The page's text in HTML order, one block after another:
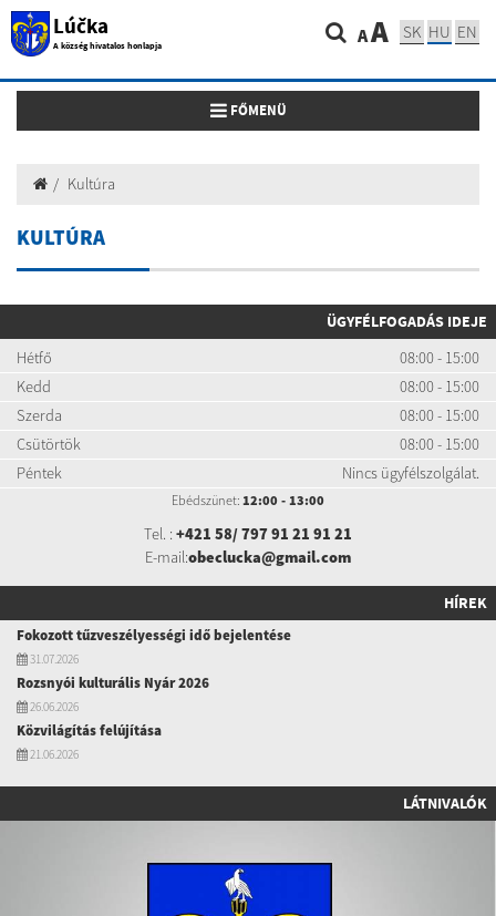
Lúčka
A község hivatalos honlapja AA SK HU EN
Toggle navigation
FŐMENÜ
Kultúra
KULTÚRA
ÜGYFÉLFOGADÁS IDEJE
Hétfő
08:00 - 15:00
Kedd
08:00 - 15:00
Szerda
08:00 - 15:00
Csütörtök
08:00 - 15:00
Péntek
Nincs ügyfélszolgálat.
Ebédszünet: 12:00 - 13:00
Tel. : +421 58/ 797 91 21 91 21
E-mail:obeclucka@gmail.com
HÍREK
Fokozott tűzveszélyességi idő bejelentése
31.07.2026
Rozsnyói kulturális Nyár 2026
26.06.2026
Közvilágítás felújítása
21.06.2026
LÁTNIVALÓK